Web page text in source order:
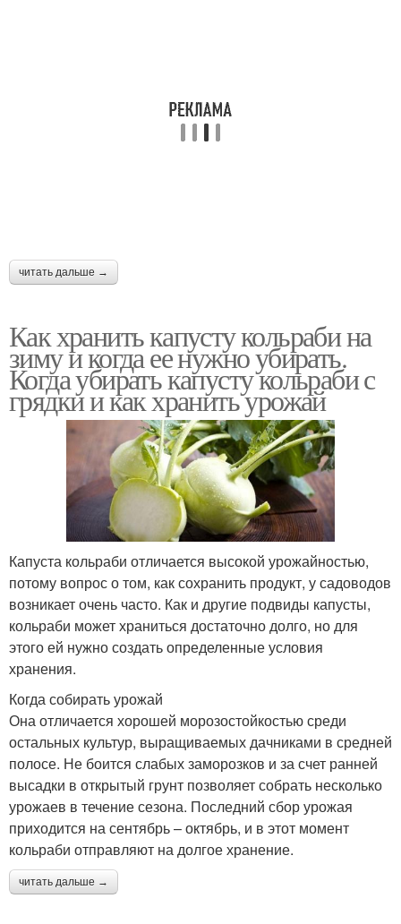
читать дальше →
Как хранить капусту кольраби на
зиму и когда ее нужно убирать.
Когда убирать капусту кольраби с
грядки и как хранить урожай
Капуста кольраби отличается высокой урожайностью,
потому вопрос о том, как сохранить продукт, у садоводов
возникает очень часто. Как и другие подвиды капусты,
кольраби может храниться достаточно долго, но для
этого ей нужно создать определенные условия
хранения.
Когда собирать урожай
Она отличается хорошей морозостойкостью среди
остальных культур, выращиваемых дачниками в средней
полосе. Не боится слабых заморозков и за счет ранней
высадки в открытый грунт позволяет собрать несколько
урожаев в течение сезона. Последний сбор урожая
приходится на сентябрь – октябрь, и в этот момент
кольраби отправляют на долгое хранение.
читать дальше →